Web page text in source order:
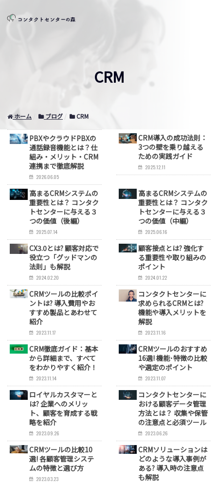
CRM
ホーム ブログ CRM
PBXやクラウドPBXの
通話録音機能とは？仕
組み・メリット・CRM
連携まで徹底解説
2026.06.05
CRM導入の成功法則：
3つの壁を乗り越える
ための実践ガイド
2025.12.11
高まるCRMシステムの
重要性とは？ コンタク
トセンターに与える３
つの価値（後編）
2025.07.14
高まるCRMシステムの
重要性とは？ コンタク
トセンターに与える３
つの価値（中編）
2025.06.16
CX3.0とは? 顧客対応で
役立つ「グッドマンの
法則」も解説
2024.02.20
顧客接点とは? 強化す
る重要性や取り組みの
ポイント
2024.01.22
CRMツールの比較ポイ
ントは? 導入費用やお
すすめ製品とあわせて
紹介
2023.11.17
コンタクトセンターに
求められるCRMとは?
機能や導入メリットを
解説
2023.11.16
CRM徹底ガイド：基本
から詳細まで、すべて
をわかりやすく紹介！
2023.11.14
CRMツールのおすすめ
16選! 機能･特徴の比較
や選定のポイント
2023.11.07
ロイヤルカスタマーと
は? 企業へのメリッ
ト、顧客を育成する戦
略を紹介
2023.09.26
コンタクトセンターに
おける顧客データ管理
方法とは？ 収集や保管
の注意点と必須ツール
2023.06.26
CRMツールの比較10
選! 各顧客管理システ
ムの特徴と選び方
2023.03.23
CRMソリューションは
どのような導入事例が
ある? 導入時の注意点
も解説